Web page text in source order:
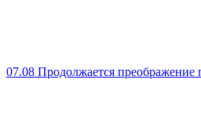
07.08 Продолжается